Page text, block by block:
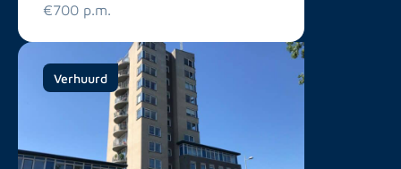
€700 p.m.
Verhuurd